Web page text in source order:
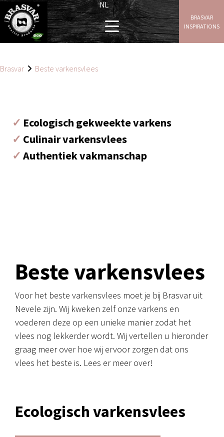
NL
BRASVAR
INSPIRATIONS
Brasvar Beste varkensvlees
✓ Ecologisch gekweekte varkens
✓ Culinair varkensvlees
✓ Authentiek vakmanschap
Beste varkensvlees
Voor het beste varkensvlees moet je bij Brasvar uit
Nevele zijn. Wij kweken zelf onze varkens en
voederen deze op een unieke manier zodat het
vlees nog lekkerder wordt. Wij vertellen u hieronder
graag meer over hoe wij ervoor zorgen dat ons
vlees het beste is. Lees er meer over!
Ecologisch varkensvlees